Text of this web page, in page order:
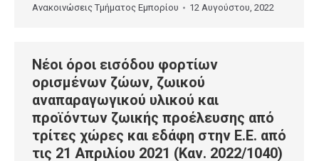
Ανακοινώσεις Τμήματος Εμπορίου 12 Αυγούστου, 2022
Νέοι όροι εισόδου φορτίων
ορισμένων ζώων, ζωικού
αναπαραγωγικού υλικού και
προϊόντων ζωικής προέλευσης από
τρίτες χώρες και εδάφη στην Ε.Ε. από
τις 21 Απριλίου 2021 (Καν. 2022/1040)